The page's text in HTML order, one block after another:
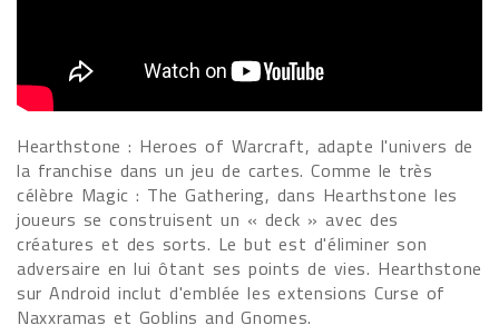
Hearthstone : Heroes of Warcraft, adapte l'univers de
la franchise dans un jeu de cartes. Comme le très
célèbre Magic : The Gathering, dans Hearthstone les
joueurs se construisent un « deck » avec des
créatures et des sorts. Le but est d'éliminer son
adversaire en lui ôtant ses points de vies. Hearthstone
sur Android inclut d'emblée les extensions Curse of
Naxxramas et Goblins and Gnomes.